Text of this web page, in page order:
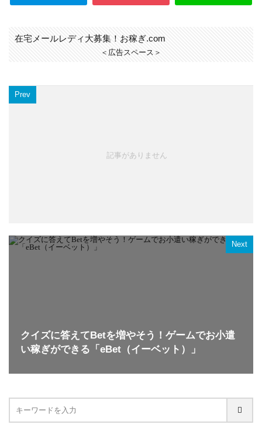
在宅メールレディ大募集！お稼ぎ.com
＜広告スペース＞
Prev
記事がありません
Next
クイズに答えてBetを増やそう！ゲームでお小遣
い稼ぎができる「eBet（イーベット）」